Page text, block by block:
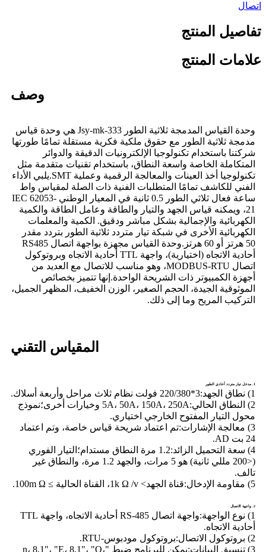
اتصال
تفاصيل المنتج
علامات المنتج
وصف
وحدة القياس المدمجة ثلاثية الطور Jsy-mk-333 هي وحدة قياس
مدمجة ثلاثية الطور مع حقوق ملكية فكرية مستقلة تمامًا طورتها
شركتنا باستخدام تكنولوجيا الإلكترونيات الدقيقة والدوائر
المتكاملة الخاصة واسعة النطاق، باستخدام تقنيات متقدمة مثل
تكنولوجيا أخذ العينات والمعالجة الرقمية وعملية SMT.يلبي الأداء
الفني للكاشف تمامًا المتطلبات الفنية ذات الصلة لمقياس واط
ساعة فعال ثلاثي الطور 0.5 ثانية في المعيار الوطني IEC 62053-
21، ويمكنه قياس الجهد والتيار والطاقة وعامل الطاقة والكمية
الكهربائية والإجمالية بشكل مباشر ودقيق. الكمية والمعلمات
الكهربائية الأخرى في شبكة تيار متردد ثلاثية الطور بتردد مقدر
50 هرتز أو 60 هرتز.وحدة القياس مجهزة بواجهة اتصال RS485
أحادية الاتجاه (اختيارية)، واجهة TTL أحادية الاتجاه وبروتوكول
اتصال MODBUS-RTU، وهو مناسب للاتصال مع العديد من
أجهزة الكمبيوتر ذات الشريحة الواحدة.إنها تتميز بخصائص
الموثوقية الجيدة، الحجم الصغير، الوزن الخفيف، المظهر الجميل،
التركيب المريح وما إلى ذلك.
المقياس التقني
1. مدخل تيار متردد أحادي الطور
1) نطاق الجهد:
3*220/380 فولت نظام ثلاث مراحل وأربعة أسلاك.
2) النطاق الحالي:
5A، 50A، 150A، 250A وخيارات أخرى؛نموذج
محول التيار المفتوح الخارجي اختياري.
3) معالجة الإشارات:
تم اعتماد شريحة قياس خاصة، وتم اعتماد
24 بت AD.
4) سعة التحميل الزائد:
1.2 مرة النطاق مستدام؛التيار الفوري
(<200 مللي ثانية) هو 5 مرات، والجهد 1.2 مرة، والنطاق غير
تالف.
5) مقاومة الإدخال:
قناة الجهد> 1k Ω /v، القناة الحالية ≥ 100m Ω.
2. واجهة الاتصال
1) نوع الواجهة:
واجهة اتصال RS-485 أحادية الاتجاه، واجهة TTL
أحادية الاتجاه.
2) بروتوكول الاتصال:
بروتوكول مودبوس-RTU.
3) تنسيق البيانات:
يمكن للبرنامج ضبط "n، 8,1"، "E، 8,1"، "O،